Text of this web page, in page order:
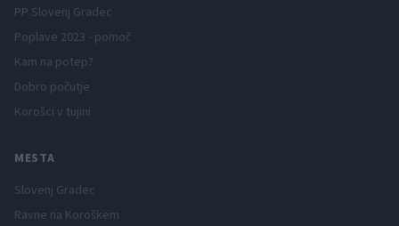
PP Slovenj Gradec
Poplave 2023 - pomoč
Kam na potep?
Dobro počutje
Korošci v tujini
MESTA
Slovenj Gradec
Ravne na Koroškem